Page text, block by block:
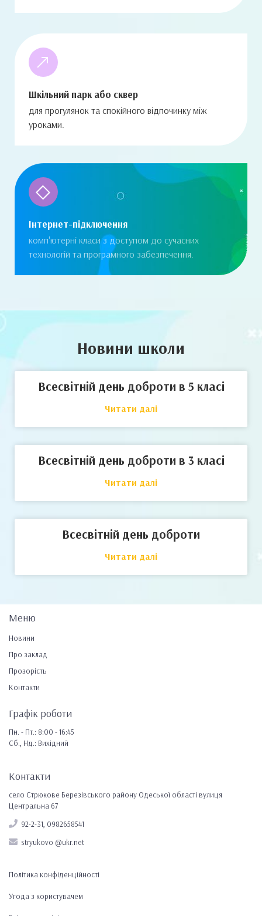
Шкільний парк або сквер
для прогулянок та спокійного відпочинку між
уроками.
Інтернет-підключення
комп'ютерні класи з доступом до сучасних
технологій та програмного забезпечення.
Новини школи
Всесвітній день доброти в 5 класі
Читати далі
Всесвітній день доброти в 3 класі
Читати далі
Всесвітній день доброти
Читати далі
Меню
Новини
Про заклад
Прозорість
Контакти
Графік роботи
Пн. - Пт.: 8:00 - 16:45
Сб., Нд.: Вихідний
Контакти
село Стрюкове Березівського району Одеської області вулиця
Центральна 67
92-2-31, 0982658541
stryukovo @ukr.net
Політика конфіденційності
Угода з користувачем